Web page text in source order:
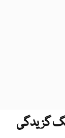
سگ گزیدگی